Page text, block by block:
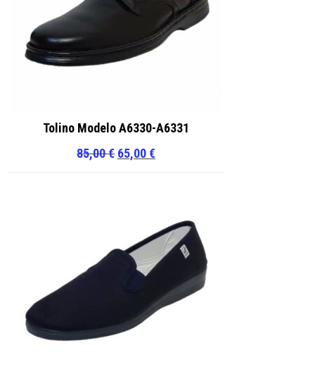
Tolino Modelo A6330-A6331
85,00€ El
85,00 €.
65,00€
65,00 €.